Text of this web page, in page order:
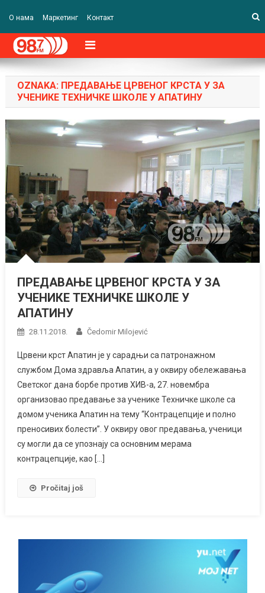
О нама Маркетинг Контакт
OZNAKA: ПРЕДАВАЊЕ ЦРВЕНОГ КРСТА У ЗА
УЧЕНИКЕ ТЕХНИЧКЕ ШКОЛЕ У АПАТИНУ
ПРЕДАВАЊЕ ЦРВЕНОГ КРСТА У ЗА
УЧЕНИКЕ ТЕХНИЧКЕ ШКОЛЕ У
АПАТИНУ
28.11.2018. Čedomir Milojević
Црвени крст Апатин је у сарадњи са патронажном
службом Дома здравља Апатин, а у оквиру обележавања
Светског дана борбе против ХИВ-а, 27. новембра
организовао предавање за ученике Техничке школе са
домом ученика Апатин на тему “Контрацепције и полно
преносивих болести”. У оквиру овог предавања, ученици
су могли да се упознају са основним мерама
контрацепције, као […]
Pročitaj još